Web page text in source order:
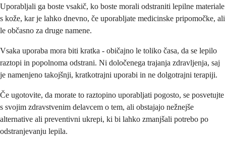
Uporabljali ga boste vsakič, ko boste morali odstraniti lepilne materiale
s kože, kar je lahko dnevno, če uporabljate medicinske pripomočke, ali
le občasno za druge namene.
Vsaka uporaba mora biti kratka - običajno le toliko časa, da se lepilo
raztopi in popolnoma odstrani. Ni določenega trajanja zdravljenja, saj
je namenjeno takojšnji, kratkotrajni uporabi in ne dolgotrajni terapiji.
Če ugotovite, da morate to raztopino uporabljati pogosto, se posvetujte
s svojim zdravstvenim delavcem o tem, ali obstajajo nežnejše
alternative ali preventivni ukrepi, ki bi lahko zmanjšali potrebo po
odstranjevanju lepila.